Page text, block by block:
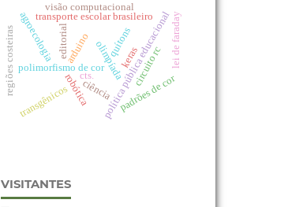
editorial olimpíada
política pública educacional
transporte escolar brasileiro
padrões de cor
polimorfismo de cor
quítons
regiões costeiras robótica
visão computacional
keras
transgênicos
cts.
agroecologia lei de faraday
ciência
arduino circuito rc
VISITANTES